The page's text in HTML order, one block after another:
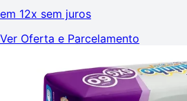
em 12x sem juros
Ver Oferta e Parcelamento